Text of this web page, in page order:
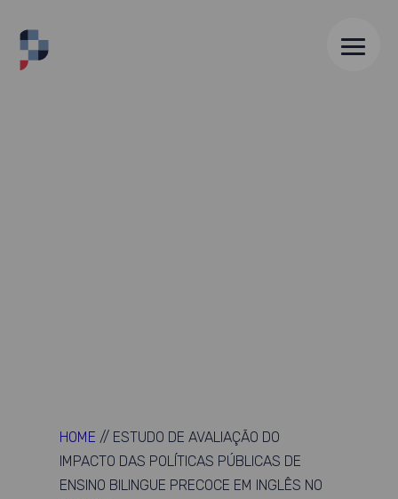
HOME // ESTUDO DE AVALIAÇÃO DO
IMPACTO DAS POLÍTICAS PÚBLICAS DE
ENSINO BILINGUE PRECOCE EM INGLÊS NO